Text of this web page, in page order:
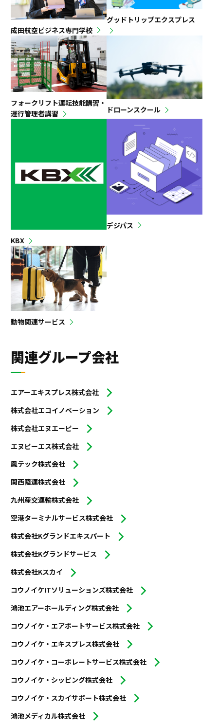
成田航空ビジネス専門学校
グッドトリップエクスプレス
フォークリフト運転技能講習・
運行管理者講習
ドローンスクール
KBX
デジパス
動物関連サービス
関連グループ会社
エアーエキスプレス株式会社
株式会社エコイノベーション
株式会社エヌエービー
エヌビーエス株式会社
鳳テック株式会社
関西陸運株式会社
九州産交運輸株式会社
空港ターミナルサービス株式会社
株式会社Kグランドエキスパート
株式会社Kグランドサービス
株式会社Kスカイ
コウノイケITソリューションズ株式会社
鴻池エアーホールディング株式会社
コウノイケ・エアポートサービス株式会社
コウノイケ・エキスプレス株式会社
コウノイケ・コーポレートサービス株式会社
コウノイケ・シッピング株式会社
コウノイケ・スカイサポート株式会社
鴻池メディカル株式会社